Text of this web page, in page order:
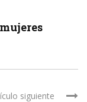
siguiente